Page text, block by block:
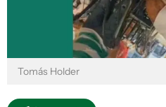
Tomás Holder